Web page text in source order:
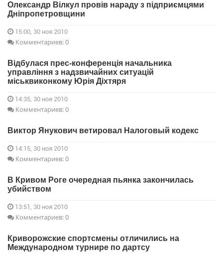
Олександр Вілкул провів нараду з підприємцями
Дніпропетровщини
15:00, 30 ноя 2010
Комментариев: 0
Відбулася прес-конференція начальника
управління з надзвичайних ситуацій
міськвиконкому Юрія Діхтяря
14:35, 30 ноя 2010
Комментариев: 0
Виктор Янукович ветировал Налоговый кодекс
14:15, 30 ноя 2010
Комментариев: 0
В Кривом Роге очередная пьянка закончилась
убийством
13:51, 30 ноя 2010
Комментариев: 0
Криворожские спортсмены отличились на
Международном турнире по дартсу